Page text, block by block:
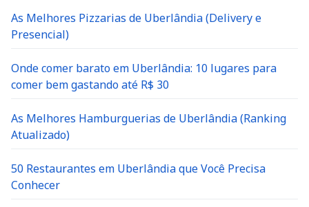
As Melhores Pizzarias de Uberlândia (Delivery e
Presencial)
Onde comer barato em Uberlândia: 10 lugares para
comer bem gastando até R$ 30
As Melhores Hamburguerias de Uberlândia (Ranking
Atualizado)
50 Restaurantes em Uberlândia que Você Precisa
Conhecer